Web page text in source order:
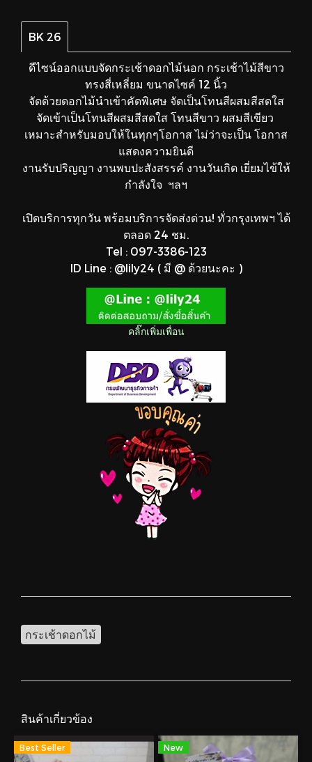
BK 26
ดีไซน์ออกแบบจัดกระเช้าดอกไม้นอก กระเช้าไม้สีขาว
ทรงสี่เหลี่ยม ขนาดไซค์ 12 นิ้ว
จัดด้วยดอกไม้นำเข้าคัดพิเศษ จัดเป็นโทนสีผสมสีสดใส
จัดเข้าเป็นโทนสีผสมสีสดใส โทนสีขาว ผสมสีเขียว
เหมาะสำหรับมอบให้ในทุกๆโอกาส ไม่ว่าจะเป็น โอกาส
แสดงความยินดี
งานรับปริญญา งานพบปะสังสรรค์ งานวันเกิด เยี่ยมไข้ให้
กำลังใจ ฯลฯ
เปิดบริการทุกวัน พร้อมบริการจัดส่งด่วน! ทั่วกรุงเทพฯ ได้
ตลอด 24 ชม.
Tel : 097-3386-123
ID Line : @lily24 ( มี @ ด้วยนะคะ )
คลิ๊กเพิ่มเพื่อน
กระเช้าดอกไม้
สินค้าเกี่ยวข้อง
Best Seller New